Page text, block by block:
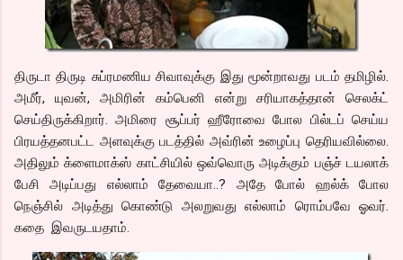
திருடா திருடி சுப்ரமணிய சிவாவுக்கு இது மூன்றாவது படம் தமிழில்.
அமீர், யுவன், அமிரின் கம்பெனி என்று சரியாகத்தான் செலக்ட்
செய்திருக்கிறார். அமிரை சூப்பர் ஹீரோவை போல பில்டப் செய்ய
பிரயத்தனபட்ட அளவுக்கு படத்தில் அவ்ரின் உழைப்பு தெரியவில்லை.
அதிலும் க்ளைமாக்ஸ் காட்சியில் ஒவ்வொரு அடிக்கும் பஞ்ச் டயலாக்
பேசி அடிப்பது எல்லாம் தேவையா..? அதே போல் ஹல்க் போல
நெஞ்சில் அடித்து கொண்டு அலறுவது எல்லாம் ரொம்பவே ஓவர்.
கதை இவருடயதாம்.